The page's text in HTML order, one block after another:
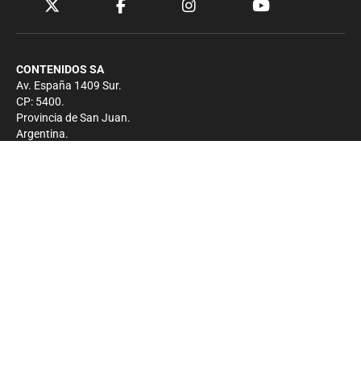
CONTENIDOS SA
Av. España 1409 Sur.
CP: 5400.
Provincia de San Juan.
Argentina.